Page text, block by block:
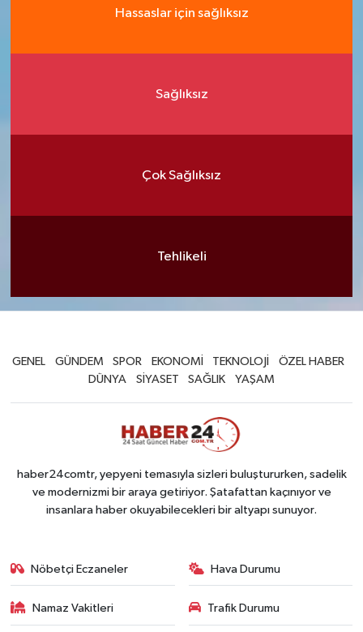
Hassaslar için sağlıksız
Sağlıksız
Çok Sağlıksız
Tehlikeli
GENEL GÜNDEM SPOR EKONOMİ TEKNOLOJİ
ÖZEL HABER
DÜNYA
SİYASET SAĞLIK YAŞAM
haber24comtr, yepyeni temasıyla sizleri buluştururken, sadelik
ve modernizmi bir araya getiriyor. Şatafattan kaçınıyor ve
insanlara haber okuyabilecekleri bir altyapı sunuyor.
Nöbetçi Eczaneler Hava Durumu
Namaz Vakitleri Trafik Durumu